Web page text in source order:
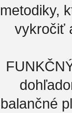
metodiky,
vykročiť
balančné